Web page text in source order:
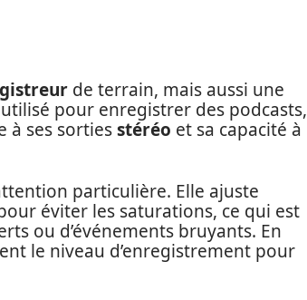
de terrain, mais aussi une
pour enregistrer des podcasts,
à ses sortiesstéréo et sa capacité à
particulière. Elle ajuste
éviter les saturations, ce qui est
ou d’événements bruyants. En
le niveau d’enregistrement pour